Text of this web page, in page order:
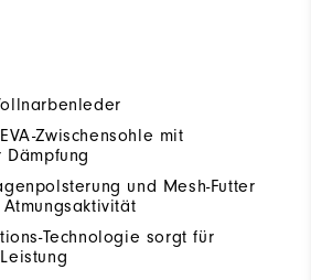
Zwischensohle mit
Dämpfung
und Mesh-Futter
Technologie sorgt für